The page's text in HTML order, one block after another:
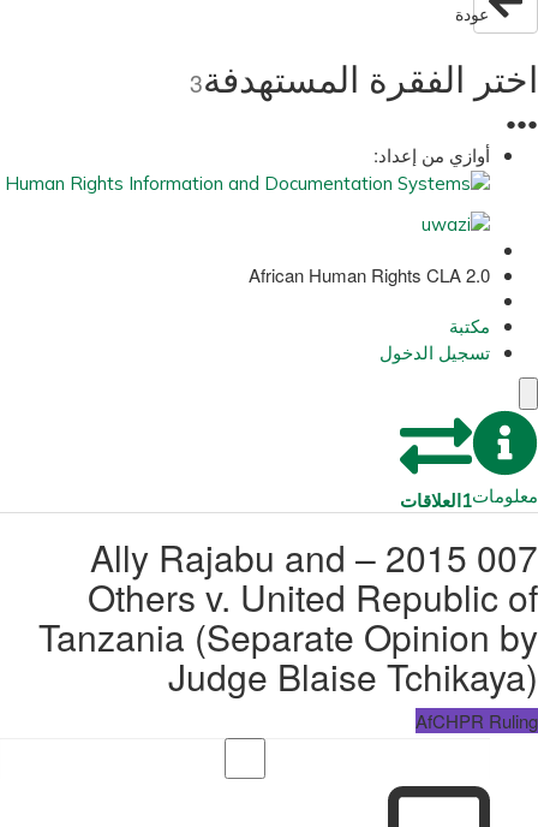
عودة
اختر الفقرة المستهدفة3
●
●
●
أوازي من إعداد:
African Human Rights CLA 2.0
مكتبة
تسجيل الدخول
معلومات1العلاقات
007 2015 – Ally Rajabu and
Others v. United Republic of
Tanzania (Separate Opinion by
Judge Blaise Tchikaya)
AfCHPR Ruling